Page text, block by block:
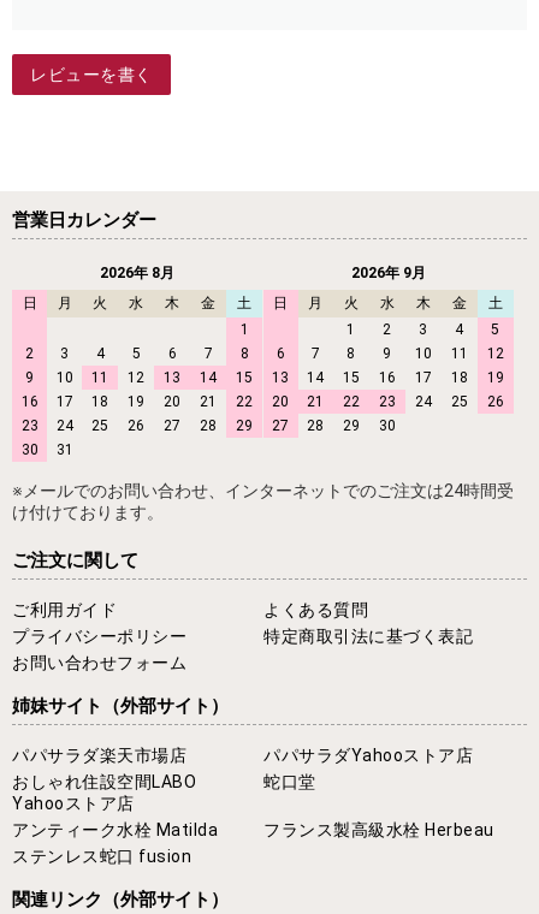
レビューを書く
営業日カレンダー
2026年 8月
日
月 火 水 木 金
土
1
2
3 4 5 6 7
8
9
10 11 12 13 14
15
16
17 18 19 20 21
22
23
24 25 26 27 28
29
30
31
2026年 9月
日
月 火 水 木 金
土
1
2 3 4
5
6
7 8 9 10 11
12
13
14 15 16 17 18
19
20
21 22 23 24 25
26
27
28 29 30
※メールでのお問い合わせ、インターネットでのご注文は24時間受
け付けております。
ご注文に関して
ご利用ガイド
よくある質問
プライバシーポリシー
特定商取引法に基づく表記
お問い合わせフォーム
姉妹サイト （外部サイト）
パパサラダ楽天市場店
パパサラダYahooストア店
おしゃれ住設空間LABO
Yahooストア店
蛇口堂
アンティーク水栓 Matilda
フランス製高級水栓 Herbeau
ステンレス蛇口 fusion
関連リンク （外部サイト）